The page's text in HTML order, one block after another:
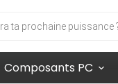
Composants PC